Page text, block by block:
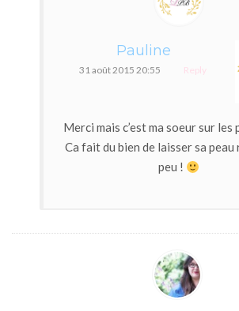
Pauline
31 août 2015 20:55 Reply
Merci mais c’est ma soeur sur les
Ca fait du bien de laisser sa peau
peu !